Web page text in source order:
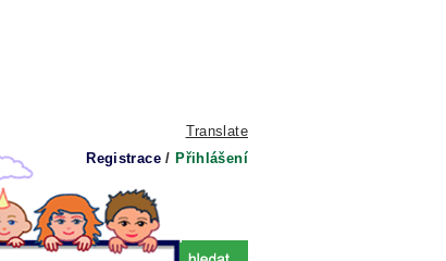
Translate
Registrace / Přihlášení